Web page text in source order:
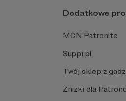
Dodatkowe
MCN Patronite
Suppi.pl
Twój sklep z
Zniżki dla